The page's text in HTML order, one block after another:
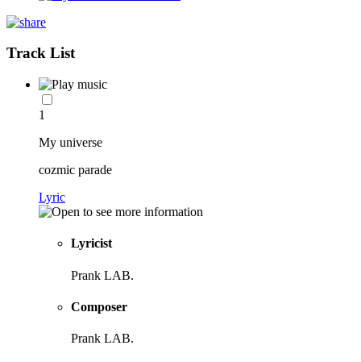
Track List
1
My universe
cozmic parade
Lyric
Lyricist
Prank LAB.
Composer
Prank LAB.